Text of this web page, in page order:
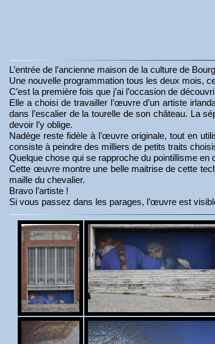
L’entrée de l’ancienne maison de la culture de
Une nouvelle programmation tous les deux mois,
C’est la première fois que j’ai l’occasion de
Elle a choisi de travailler l’œuvre d’un artiste
dans l’escalier de la tourelle de son château. La
devoir l’y oblige.
Nadège reste fidèle à l’œuvre originale, tout en
consiste à peindre des milliers de petits traits
Quelque chose qui se rapproche du pointillisme en
Cette œuvre montre une belle maitrise de cette
maille du chevalier.
Bravo l’artiste !
Si vous passez dans les parages, l’œuvre est